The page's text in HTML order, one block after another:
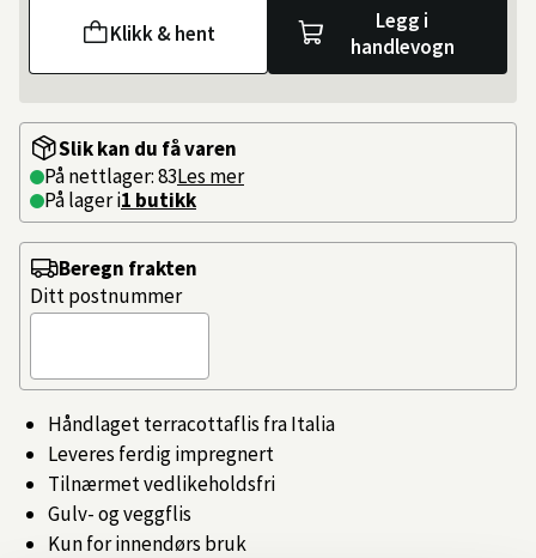
Klikk & hent
Legg i
handlevogn
Slik kan du få varen
På nettlager: 83Les mer
På lager i1 butikk
Håndlaget terracottaflis fra Italia
Leveres ferdig impregnert
Tilnærmet vedlikeholdsfri
Gulv- og veggflis
Kun for innendørs bruk
Beregn frakten
Ditt postnummer